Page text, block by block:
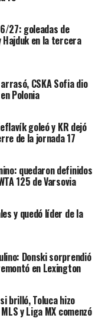
parece apuntar
y del rol
política exterior
dentro de su
sectores
una amenaza
y los intereses
27: goleadas de
Hajduk en la tercera
CSKA Sofia dio
Polonia
goleó y KR dejó
de la jornada 17
quedaron definidos
125 de Varsovia
y quedó líder de la
Donski sorprendió
en Lexington
brilló, Toluca hizo
y Liga MX comenzó